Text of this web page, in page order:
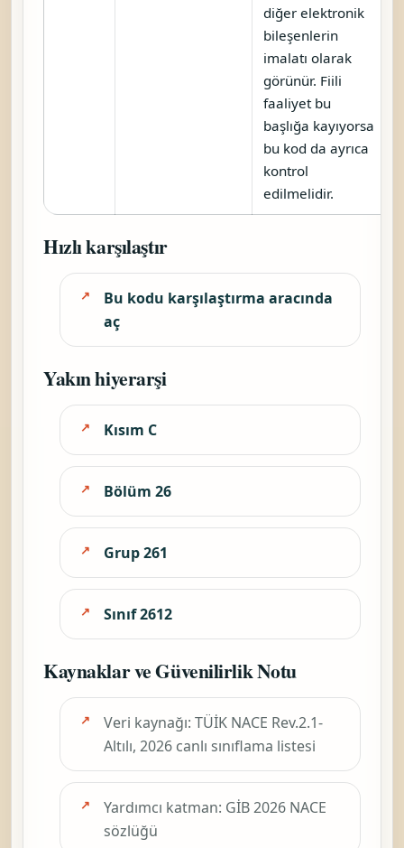
diğer elektronik
bileşenlerin
imalatı olarak
görünür. Fiili
faaliyet bu
başlığa kayıyorsa
bu kod da ayrıca
kontrol
edilmelidir.
Hızlı karşılaştır
Bu kodu karşılaştırma aracında
aç
Yakın hiyerarşi
Kısım C
Bölüm 26
Grup 261
Sınıf 2612
Kaynaklar ve Güvenilirlik Notu
Veri kaynağı: TÜİK NACE Rev.2.1-
Altılı, 2026 canlı sınıflama listesi
Yardımcı katman: GİB 2026 NACE
sözlüğü